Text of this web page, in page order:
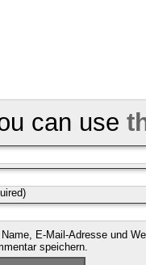
can use
Name, E-Mail-Adresse und
speichern.